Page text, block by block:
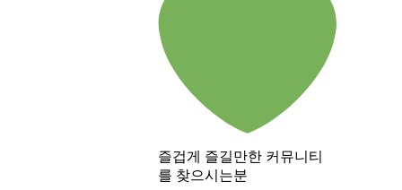
즐겁게 즐길만한 커뮤니티
를 찾으시는분